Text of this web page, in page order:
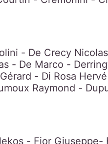
- De Crecy
- De Marco -
- Di Rosa
Raymond -
- Fior Giuseppe-